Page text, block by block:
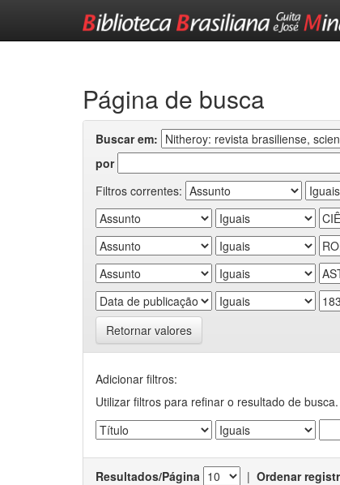
Página de busca
Buscar em:
por
Filtros correntes:
Retornar valores
Adicionar filtros:
Utilizar filtros para refinar o resultado de busca.
Resultados/Página | Ordenar